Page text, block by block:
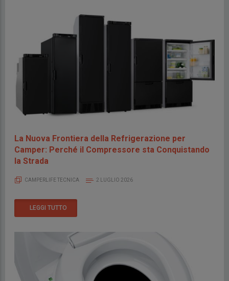
La Nuova Frontiera della Refrigerazione per
Camper: Perché il Compressore sta Conquistando
la Strada
CAMPERLIFE TECNICA 2 LUGLIO 2026
LEGGI TUTTO